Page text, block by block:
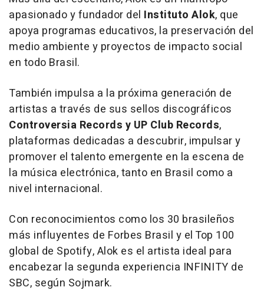
apasionado y fundador del Instituto Alok, que
apoya programas educativos, la preservación del
medio ambiente y proyectos de impacto social
en todo Brasil.
También impulsa a la próxima generación de
artistas a través de sus sellos discográficos
Controversia Records y UP Club Records,
plataformas dedicadas a descubrir, impulsar y
promover el talento emergente en la escena de
la música electrónica, tanto en Brasil como a
nivel internacional.
Con reconocimientos como los 30 brasileños
más influyentes de Forbes Brasil y el Top 100
global de Spotify, Alok es el artista ideal para
encabezar la segunda experiencia INFINITY de
SBC, según Sojmark.